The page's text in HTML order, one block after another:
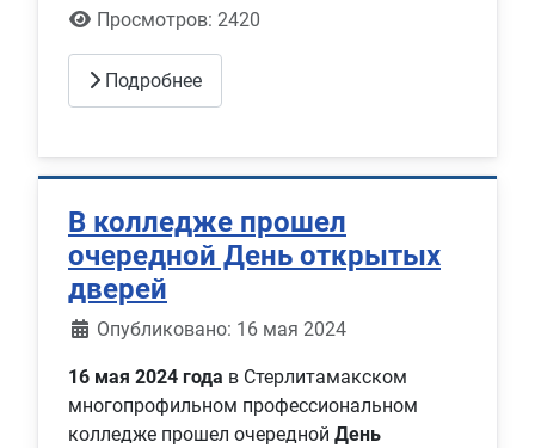
Просмотров: 2420
Подробнее
В колледже прошел
очередной День открытых
дверей
Информация о материале
Опубликовано: 16 мая 2024
16 мая 2024 года в Стерлитамакском
многопрофильном профессиональном
колледже прошел очередной День